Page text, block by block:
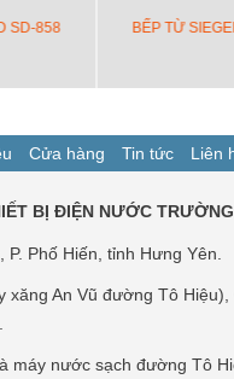
SD-858 BẾP TỪ
Cửa hàng Tin tức Liên
BỊ ĐIỆN NƯỚC
Phố Hiến, tỉnh Hưng Yên.
xăng An Vũ đường Tô Hiệu),
máy nước sạch đường Tô